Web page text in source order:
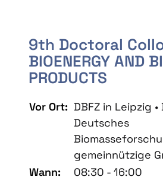
9th Doctoral
BIOENERGY AND
PRODUCTS
Vor Ort: DBFZ in Leipzig •
Deutsches
gemeinnützige
Wann:
08:30 - 16:00